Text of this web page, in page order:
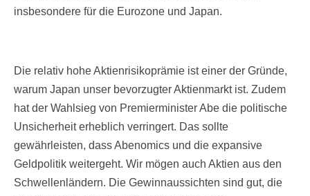
insbesondere für die Eurozone und Japan.
Die relativ hohe Aktienrisikoprämie ist einer der Gründe,
warum Japan unser bevorzugter Aktienmarkt ist. Zudem
hat der Wahlsieg von Premierminister Abe die politische
Unsicherheit erheblich verringert. Das sollte
gewährleisten, dass Abenomics und die expansive
Geldpolitik weitergeht. Wir mögen auch Aktien aus den
Schwellenländern. Die Gewinnaussichten sind gut, die